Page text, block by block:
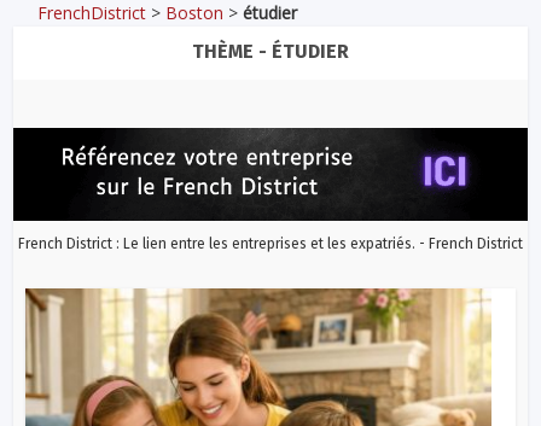
FrenchDistrict > Boston >étudier
THÈME - ÉTUDIER
French District : Le lien entre les entreprises et les expatriés. - French District